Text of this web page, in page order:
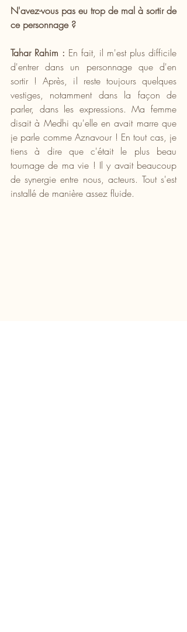
N'avez-vous pas eu trop de mal à sortir de
ce personnage ?
Tahar Rahim : En fait, il m'est plus difficile
d'entrer dans un personnage que d'en
sortir ! Après, il reste toujours quelques
vestiges, notamment dans la façon de
parler, dans les expressions. Ma femme
disait à Medhi qu'elle en avait marre que
je parle comme Aznavour ! En tout cas, je
tiens à dire que c'était le plus beau
tournage de ma vie ! Il y avait beaucoup
de synergie entre nous, acteurs. Tout s'est
installé de manière assez fluide.